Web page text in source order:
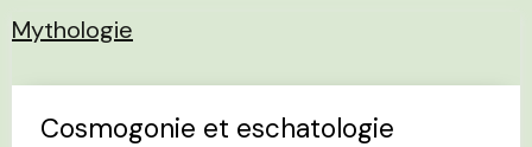
Mythologie
Cosmogonie et eschatologie